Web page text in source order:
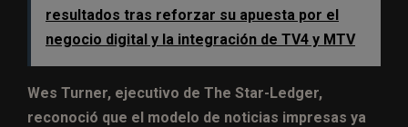
resultados tras reforzar su apuesta por el
negocio digital y la integración de TV4 y MTV
Wes Turner, ejecutivo de The Star-Ledger,
reconoció que el modelo de noticias impresas ya